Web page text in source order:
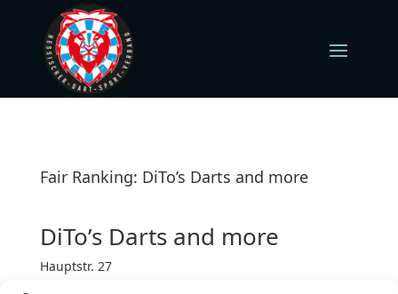
Fair Ranking: DiTo’s Darts and more
DiTo’s Darts and more
Hauptstr. 27